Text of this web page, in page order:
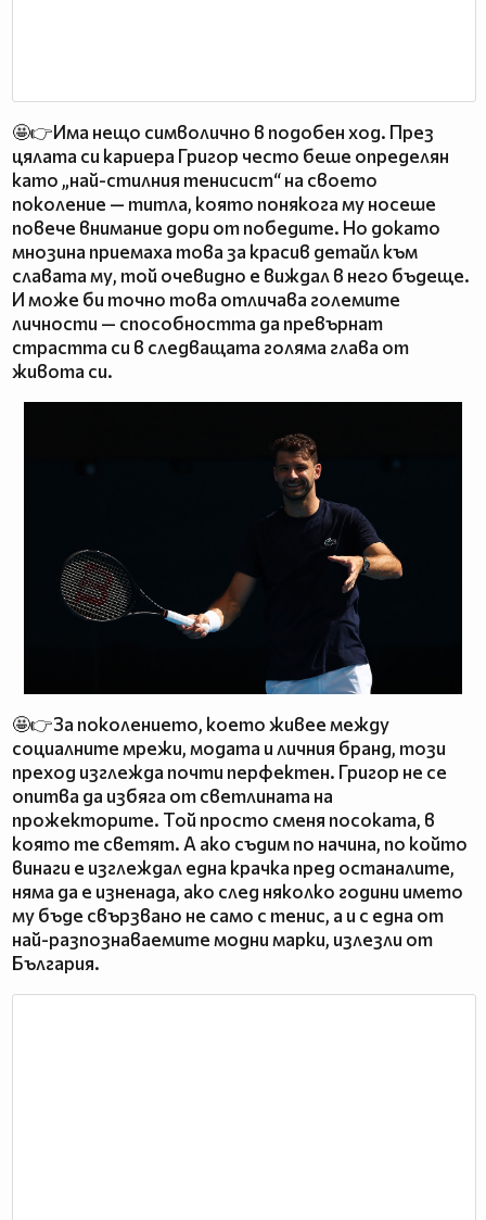
🤩👉Има нещо символично в подобен ход. През
цялата си кариера Григор често беше определян
като „най-стилния тенисист“ на своето
поколение — титла, която понякога му носеше
повече внимание дори от победите. Но докато
мнозина приемаха това за красив детайл към
славата му, той очевидно е виждал в него бъдеще.
И може би точно това отличава големите
личности — способността да превърнат
страстта си в следващата голяма глава от
живота си.
🤩👉За поколението, което живее между
социалните мрежи, модата и личния бранд, този
преход изглежда почти перфектен. Григор не се
опитва да избяга от светлината на
прожекторите. Той просто сменя посоката, в
която те светят. А ако съдим по начина, по който
винаги е изглеждал една крачка пред останалите,
няма да е изненада, ако след няколко години името
му бъде свързвано не само с тенис, а и с една от
най-разпознаваемите модни марки, излезли от
България.